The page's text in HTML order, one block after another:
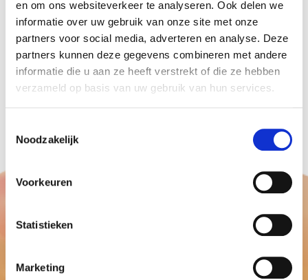
en om ons websiteverkeer te analyseren. Ook delen we
informatie over uw gebruik van onze site met onze
partners voor social media, adverteren en analyse. Deze
partners kunnen deze gegevens combineren met andere
informatie die u aan ze heeft verstrekt of die ze hebben
verzameld op basis van uw gebruik van hun services.
Noodzakelijk
Voorkeuren
Statistieken
Marketing
trossen.
De judo toernooi werden gehouden in deWalvis
te Beverwijk.
Ballonnenpartners.nl